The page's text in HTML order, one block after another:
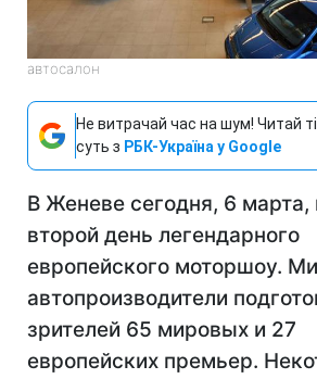
автосалон
Не витрачай час на шум! Читай
суть з РБК-Україна у Google
В Женеве сегодня, 6 марта,
второй день легендарного
европейского моторшоу.
автопроизводители
зрителей 65 мировых и 27
европейских премьер.